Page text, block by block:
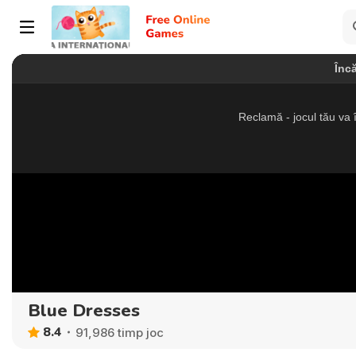
Blue Dresses
8.4 91,986 timp joc